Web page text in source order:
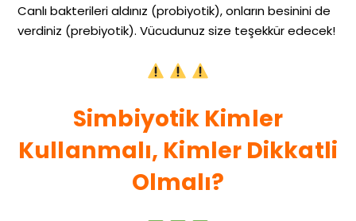
Canlı bakterileri aldınız (probiyotik), onların besinini de
verdiniz (prebiyotik). Vücudunuz size teşekkür edecek!
Simbiyotik Kimler
Kullanmalı, Kimler Dikkatli
Olmalı?